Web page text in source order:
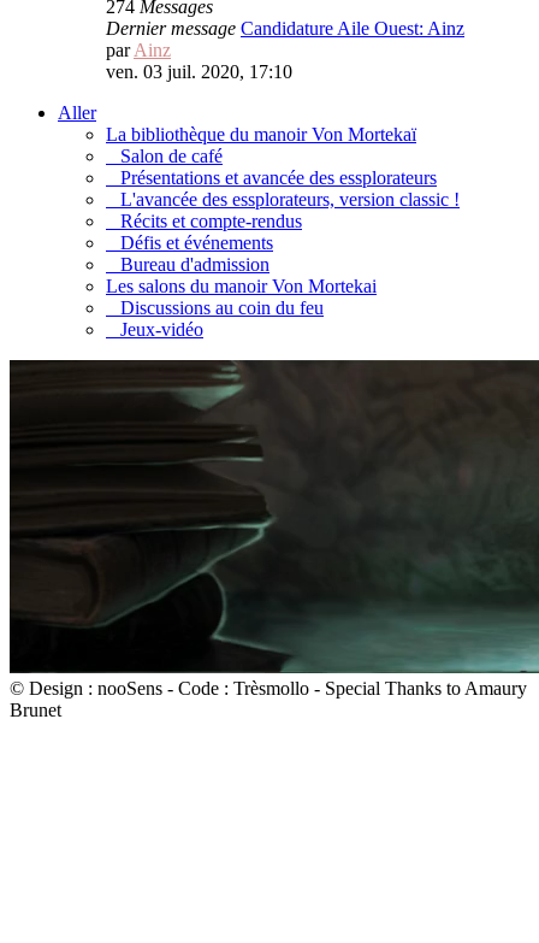
274 Messages
Dernier message Candidature Aile Ouest: Ainz
parAinz
ven. 03 juil. 2020, 17:10
Aller
La bibliothèque du manoir Von Mortekaï
Salon de café
Présentations et avancée des essplorateurs
L'avancée des essplorateurs, version classic !
Récits et compte-rendus
Défis et événements
Bureau d'admission
Les salons du manoir Von Mortekai
Discussions au coin du feu
Jeux-vidéo
© Design : nooSens - Code : Trèsmollo - Special Thanks to Amaury
Brunet